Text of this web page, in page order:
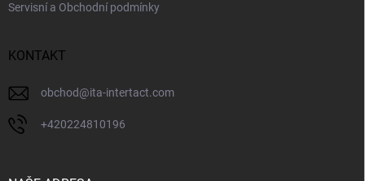
Servisní a Obchodní podmínky
KONTAKT
obchod@ita-intertact.com
+420224810196